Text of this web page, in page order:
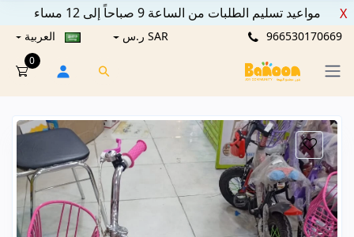
مواعيد تسليم الطلبات من الساعة 9 صباحاً إلى 12 مساء X
966530170669 SAR ر.س العربية
0